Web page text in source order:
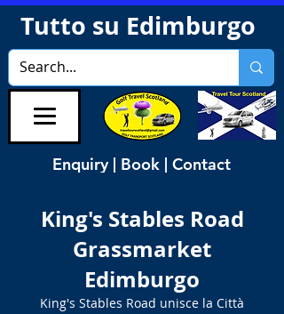
Tutto su Edimburgo
Enquiry | Book | Contact
King's Stables Road
Grassmarket
Edimburgo
King's Stables Road unisce la Città